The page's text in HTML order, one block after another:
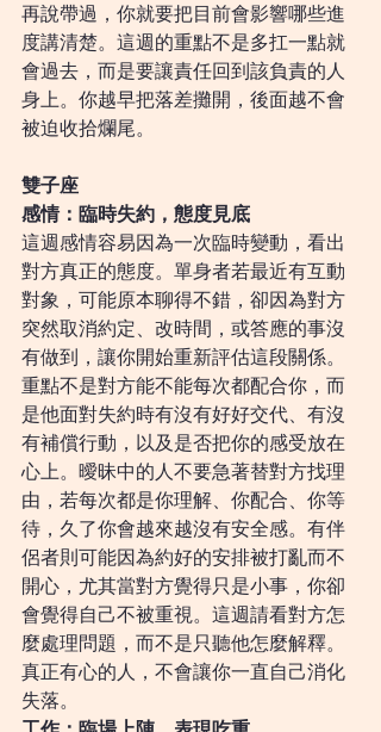
再說帶過，你就要把目前會影響哪些進
度講清楚。這週的重點不是多扛一點就
會過去，而是要讓責任回到該負責的人
身上。你越早把落差攤開，後面越不會
被迫收拾爛尾。
雙子座
感情：臨時失約，態度見底
這週感情容易因為一次臨時變動，看出
對方真正的態度。單身者若最近有互動
對象，可能原本聊得不錯，卻因為對方
突然取消約定、改時間，或答應的事沒
有做到，讓你開始重新評估這段關係。
重點不是對方能不能每次都配合你，而
是他面對失約時有沒有好好交代、有沒
有補償行動，以及是否把你的感受放在
心上。曖昧中的人不要急著替對方找理
由，若每次都是你理解、你配合、你等
待，久了你會越來越沒有安全感。有伴
侶者則可能因為約好的安排被打亂而不
開心，尤其當對方覺得只是小事，你卻
會覺得自己不被重視。這週請看對方怎
麼處理問題，而不是只聽他怎麼解釋。
真正有心的人，不會讓你一直自己消化
失落。